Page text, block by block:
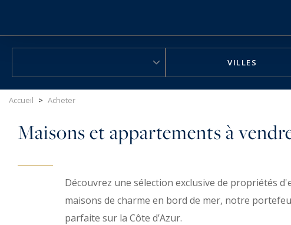
VILLES
Accueil > Acheter
Maisons et appartements à
Découvrez une sélection exclusive de propriétés
maisons de charme en bord de mer, notre
parfaite sur la Côte d’Azur.